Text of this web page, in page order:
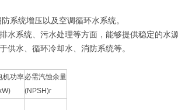
统增压以及空调循环水系统。
系统、污水处理等方面，能够提供稳定的水
水、循环冷却水、消防系统等。
机功率必需汽蚀余量
(NPSH)r